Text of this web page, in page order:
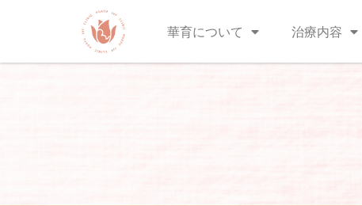
華育について 治療内容